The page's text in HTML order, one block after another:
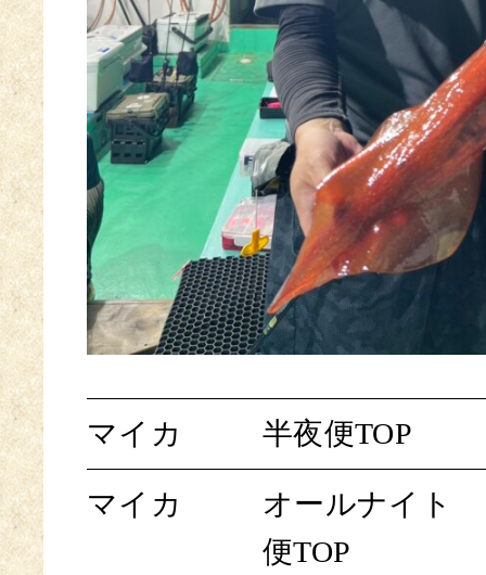
マイカ 半夜便TOP
マイカ
オールナイト
便TOP